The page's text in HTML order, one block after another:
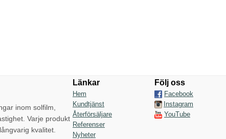
inom solfilm,
Varje produkt
kvalitet.
Länkar
Hem
Kundtjänst
Återförsäljare
Referenser
Nyheter
Följ oss
Facebook
Instagram
YouTube